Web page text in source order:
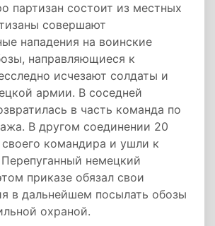
партизан состоит из местных
совершают
нападения на воинские
направляющиеся к
исчезают солдаты и
армии. В соседней
в часть команда по
В другом соединении 20
командира и ушли к
немецкий
приказе обязал свои
в дальнейшем посылать обозы
охраной.